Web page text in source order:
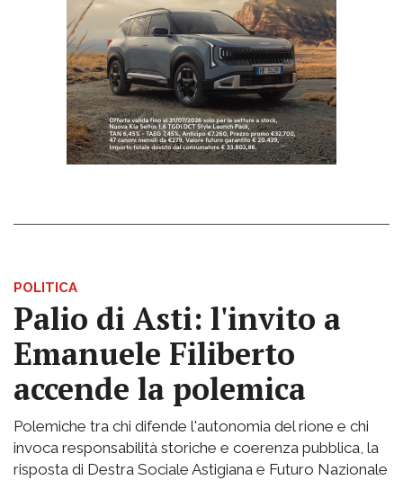
POLITICA
Palio di Asti: l'invito a
Emanuele Filiberto
accende la polemica
Polemiche tra chi difende l'autonomia del rione e chi
invoca responsabilità storiche e coerenza pubblica, la
risposta di Destra Sociale Astigiana e Futuro Nazionale